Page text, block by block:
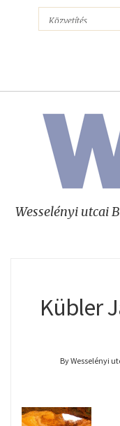
Wesselényi utcai
Kübler
By Wesselényi